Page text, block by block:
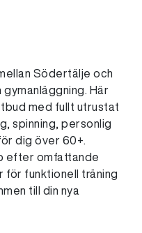
Södertälje och
Här
med fullt utrustat
spinning, personlig
dig över 60+.
efter omfattande
för funktionell träning
till din nya